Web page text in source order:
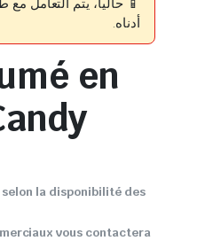
أدناه.
en
la disponibilité des
vous contactera